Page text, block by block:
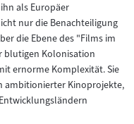
als Europäer
nur die Benachteiligung
die Ebene des "Films im
blutigen Kolonisation
ernorme Komplexität. Sie
ambitionierter Kinoprojekte,